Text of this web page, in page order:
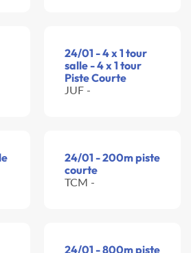
24/01 - 4 x 1 tour
salle - 4 x 1 tour
Piste Courte
JUF -
24/01 - 200m piste
courte
TCM -
24/01 - 800m piste